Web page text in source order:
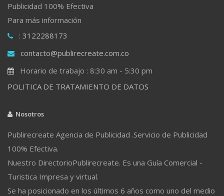
Publicidad 100% Efectiva
Para más información
: 3122288173
contacto@publirecreate.com.co
Horario de trabajo : 8:30 am - 5:30 pm
POLITICA DE TRATAMIENTO DE DATOS
Nosotros
Publirecreate Agencia de Publicidad .Servicio de Publicidad
100% Efectiva.
Nuestro DirectorioPublirecreate. Es una Guía Comercial -
Turistica Impresa y virtual.
Se ha posicionado en los últimos 6 años como uno del medio